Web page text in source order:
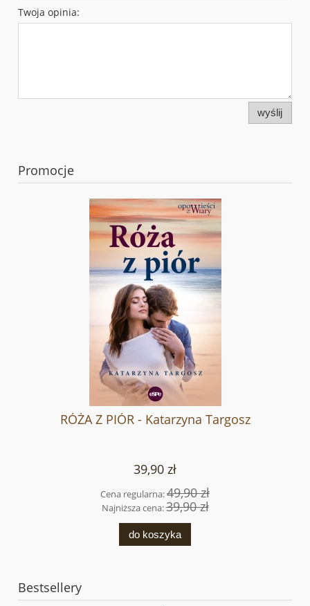
Twoja opinia:
wyślij
Promocje
RÓŻA Z PIÓR - Katarzyna Targosz
39,90 zł
Cena regularna:49,90 zł
Najniższa cena:39,90 zł
do koszyka
Bestsellery